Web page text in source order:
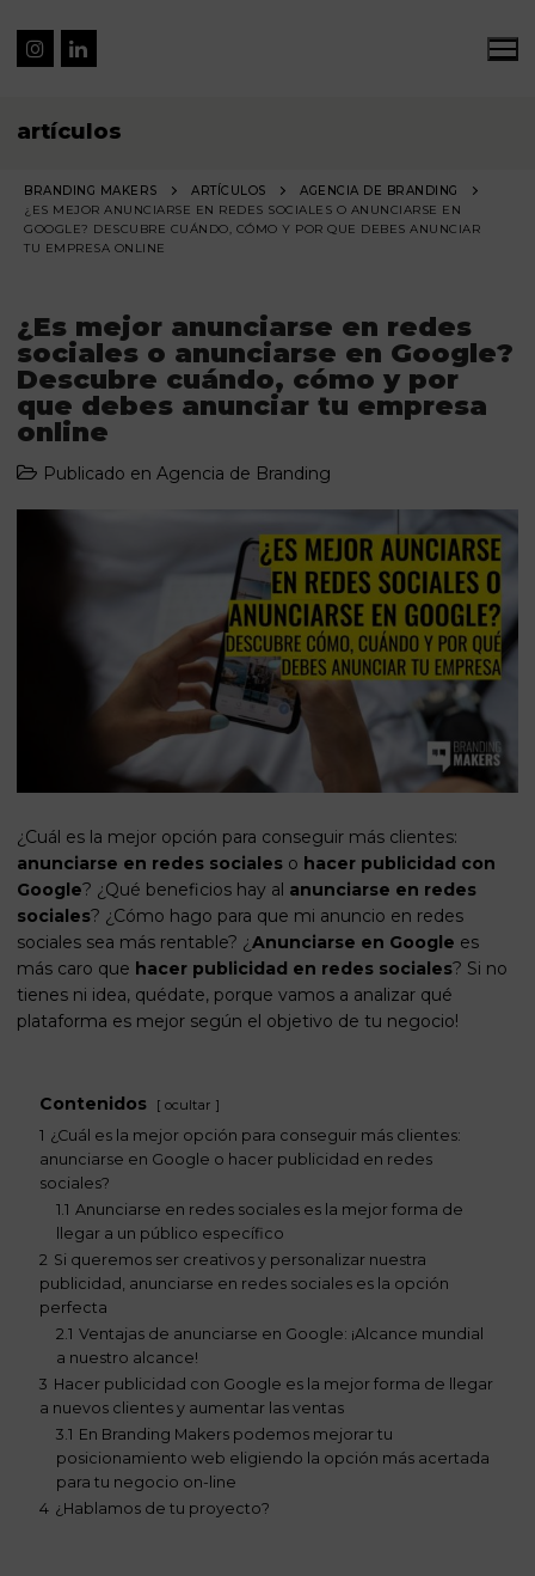
artículos
BRANDING MAKERS ARTÍCULOS
AGENCIA DE BRANDING
¿ES MEJOR ANUNCIARSE EN REDES SOCIALES O ANUNCIARSE EN
GOOGLE? DESCUBRE CUÁNDO, CÓMO Y POR QUE DEBES ANUNCIAR
TU EMPRESA ONLINE
¿Es mejor anunciarse en redes
sociales o anunciarse en Google?
Descubre cuándo, cómo y por
que debes anunciar tu empresa
online
Publicado en Agencia de Branding
¿Cuál es la mejor opción para conseguir más clientes:
anunciarse en redes sociales o hacer publicidad con
Google? ¿Qué beneficios hay al anunciarse en redes
sociales? ¿Cómo hago para que mi anuncio en redes
sociales sea más rentable? ¿Anunciarse en Google es
más caro que hacer publicidad en redes sociales? Si no
tienes ni idea, quédate, porque vamos a analizar qué
plataforma es mejor según el objetivo de tu negocio!
Contenidos ocultar
1 ¿Cuál es la mejor opción para conseguir más clientes:
anunciarse en Google o hacer publicidad en redes
sociales?
1.1 Anunciarse en redes sociales es la mejor forma de
llegar a un público específico
2 Si queremos ser creativos y personalizar nuestra
publicidad, anunciarse en redes sociales es la opción
perfecta
2.1 Ventajas de anunciarse en Google: ¡Alcance mundial
a nuestro alcance!
3 Hacer publicidad con Google es la mejor forma de llegar
a nuevos clientes y aumentar las ventas
3.1 En Branding Makers podemos mejorar tu
posicionamiento web eligiendo la opción más acertada
para tu negocio on-line
4 ¿Hablamos de tu proyecto?